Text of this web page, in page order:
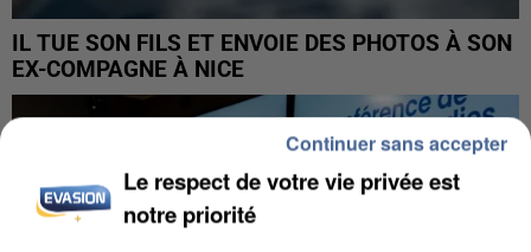
IL TUE SON FILS ET ENVOIE DES PHOTOS À SON
EX-COMPAGNE À NICE
Le respect de votre vie privée est
notre priorité
Continuer sans accepter